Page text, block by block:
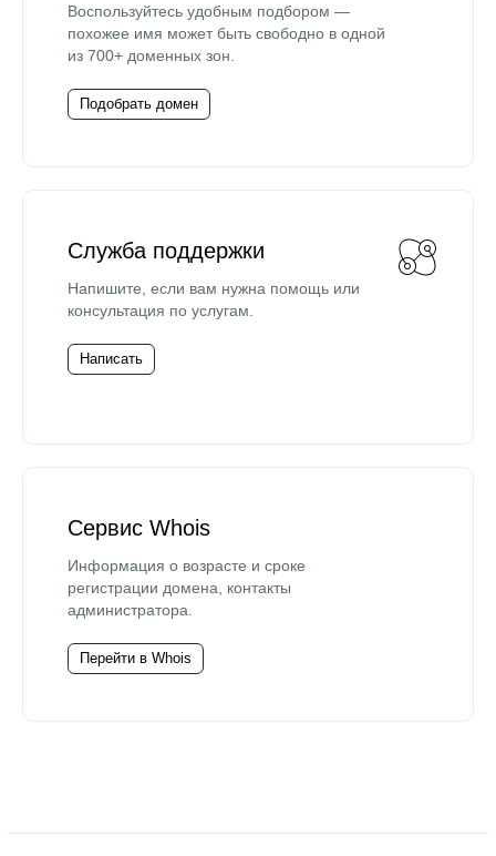
Воспользуйтесь удобным подбором —
похожее имя может быть свободно в одной
из 700+ доменных зон.
Подобрать домен
Служба поддержки
Напишите, если вам нужна помощь или
консультация по услугам.
Написать
Сервис Whois
Информация о возрасте и сроке
регистрации домена, контакты
администратора.
Перейти в Whois